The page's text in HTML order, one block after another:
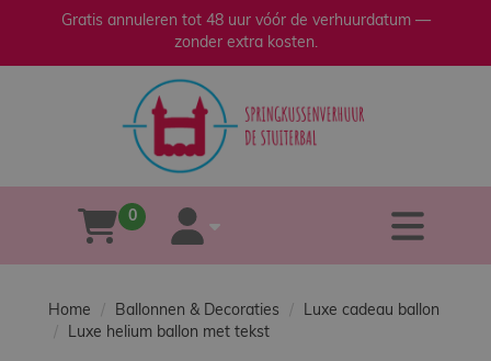
Gratis annuleren tot 48 uur vóór de verhuurdatum —
zonder extra kosten.
winkelwagen
0
account
×sluiten
Verkoop
Over
Home Ballonnen & Decoraties
Luxe cadeau ballon
Luxe helium ballon met tekst